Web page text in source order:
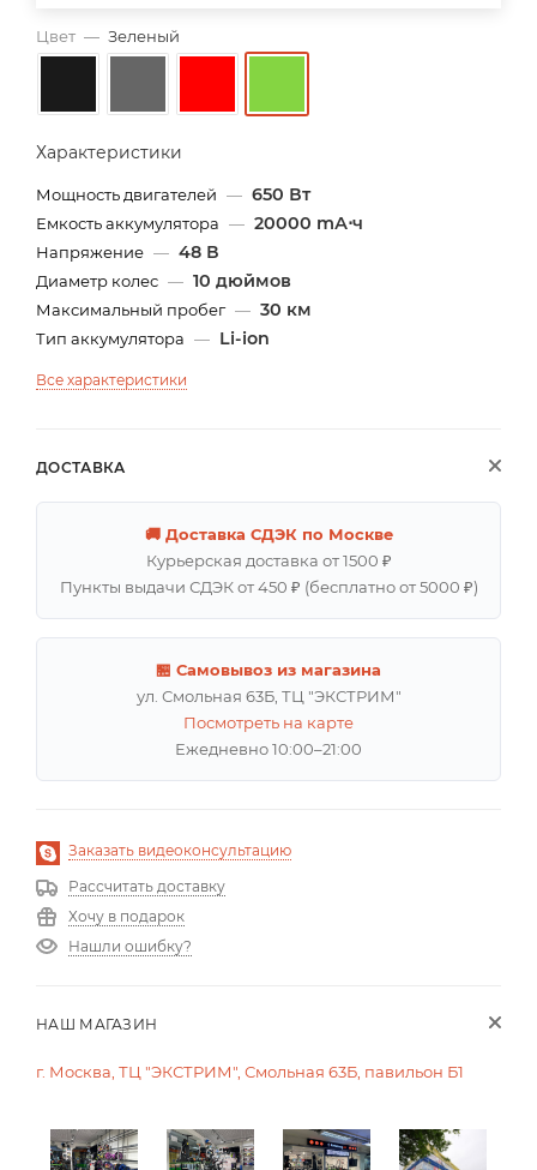
Цвет — Зеленый
Характеристики
Мощность двигателей — 650 Вт
Емкость аккумулятора — 20000 mА⋅ч
Напряжение — 48 В
Диаметр колес — 10 дюймов
Максимальный пробег — 30 км
Тип аккумулятора — Li-ion
Все характеристики
ДОСТАВКА
🚚 Доставка СДЭК по Москве
Курьерская доставка от 1500 ₽
Пункты выдачи СДЭК от 450 ₽ (бесплатно от 5000 ₽)
🏪 Самовывоз из магазина
ул. Смольная 63Б, ТЦ "ЭКСТРИМ"
Посмотреть на карте
Ежедневно 10:00–21:00
Заказать видеоконсультацию
Рассчитать доставку
Хочу в подарок
Нашли ошибку?
НАШ МАГАЗИН
г. Москва, ТЦ "ЭКСТРИМ", Смольная 63Б, павильон Б1